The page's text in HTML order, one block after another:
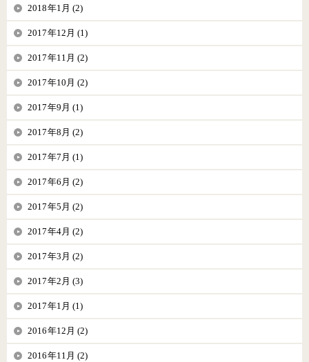
2018年1月 (2)
2017年12月 (1)
2017年11月 (2)
2017年10月 (2)
2017年9月 (1)
2017年8月 (2)
2017年7月 (1)
2017年6月 (2)
2017年5月 (2)
2017年4月 (2)
2017年3月 (2)
2017年2月 (3)
2017年1月 (1)
2016年12月 (2)
2016年11月 (2)